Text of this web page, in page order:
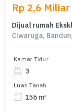
Rp 2,6 Miliar
Dijual rumah
Ciwaruga,
Kamar Tidur
3
Luas Tanah
156 m²